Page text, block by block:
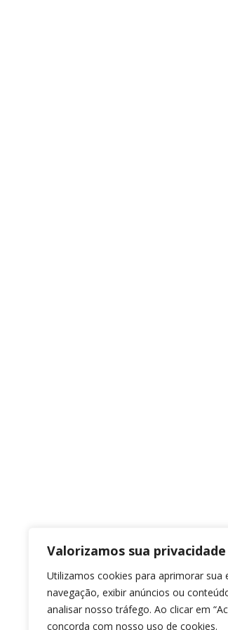
Valorizamos sua privacidade
Utilizamos cookies para aprimorar sua
navegação, exibir anúncios ou
analisar nosso tráfego. Ao clicar em
concorda com nosso uso de cookies.